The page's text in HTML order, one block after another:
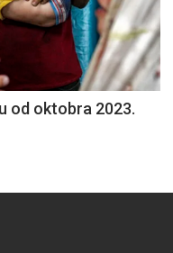
od oktobra 2023.